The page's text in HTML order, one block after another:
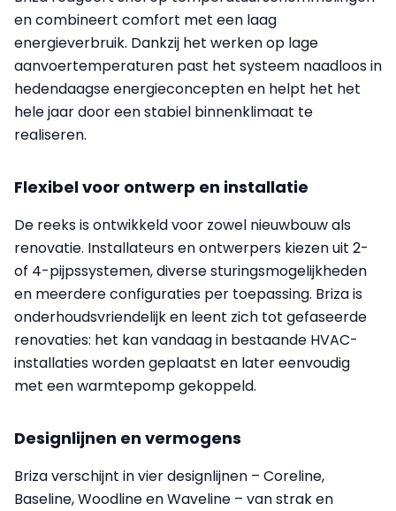
en combineert comfort met een laag
energieverbruik. Dankzij het werken op lage
aanvoertemperaturen past het systeem naadloos in
hedendaagse energieconcepten en helpt het het
hele jaar door een stabiel binnenklimaat te
realiseren.
Flexibel voor ontwerp en installatie
De reeks is ontwikkeld voor zowel nieuwbouw als
renovatie. Installateurs en ontwerpers kiezen uit 2-
of 4-pijpssystemen, diverse sturingsmogelijkheden
en meerdere configuraties per toepassing. Briza is
onderhoudsvriendelijk en leent zich tot gefaseerde
renovaties: het kan vandaag in bestaande HVAC-
installaties worden geplaatst en later eenvoudig
met een warmtepomp gekoppeld.
Designlijnen en vermogens
Briza verschijnt in vier designlijnen – Coreline,
Baseline, Woodline en Waveline – van strak en